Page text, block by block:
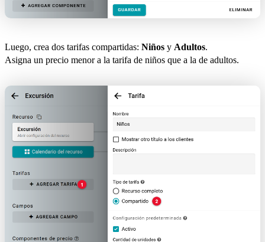
Luego, crea dos tarifas compartidas: Niños y Adultos.
Asigna un precio menor a la tarifa de niños que a la de adultos.